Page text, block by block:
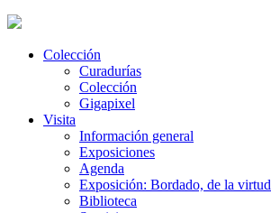
Colección
Curadurías
Colección
Gigapixel
Visita
Información general
Exposiciones
Agenda
Exposición: Bordado, de la virtud
Biblioteca